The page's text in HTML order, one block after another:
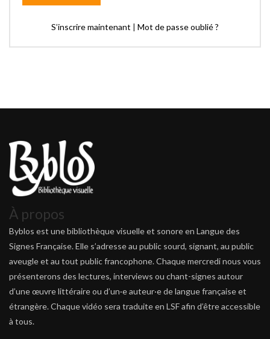
S’inscrire maintenant | Mot de passe oublié ?
À propos
Byblos est une bibliothèque visuelle et sonore en Langue des
Signes Française. Elle s’adresse au public sourd, signant, au public
aveugle et au tout public francophone. Chaque mercredi nous vous
présenterons des lectures, interviews ou chant-signes autour
d’une œuvre littéraire ou d’un·e auteur·e de langue française et
étrangère. Chaque vidéo sera traduite en LSF afin d’être accessible
à tous.